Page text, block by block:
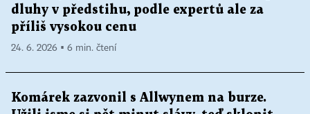
dluhy v předstihu, podle expertů ale za
příliš vysokou cenu
24. 6. 2026 ▪ 6 min. čtení
Komárek zazvonil s Allwynem na burze.